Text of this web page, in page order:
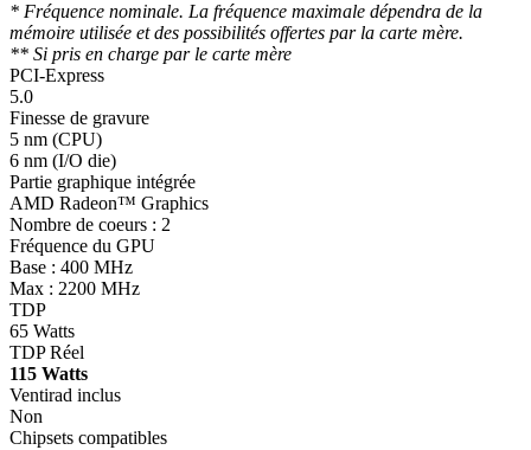
* Fréquence nominale. La fréquence maximale dépendra de la
mémoire utilisée et des possibilités offertes par la carte mère.
** Si pris en charge par le carte mère
PCI-Express
5.0
Finesse de gravure
5 nm (CPU)
6 nm (I/O die)
Partie graphique intégrée
AMD Radeon™ Graphics
Nombre de coeurs : 2
Fréquence du GPU
Base : 400 MHz
Max : 2200 MHz
TDP
65 Watts
TDP Réel
115 Watts
Ventirad inclus
Non
Chipsets compatibles